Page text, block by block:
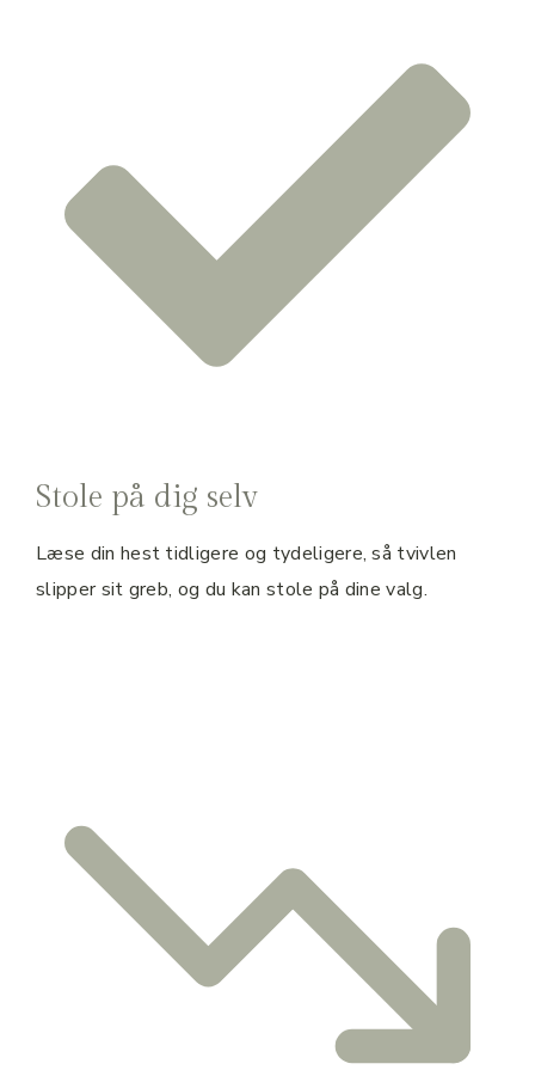
Stole på dig selv
Læse din hest tidligere og tydeligere, så tvivlen
slipper sit greb, og du kan stole på dine valg.